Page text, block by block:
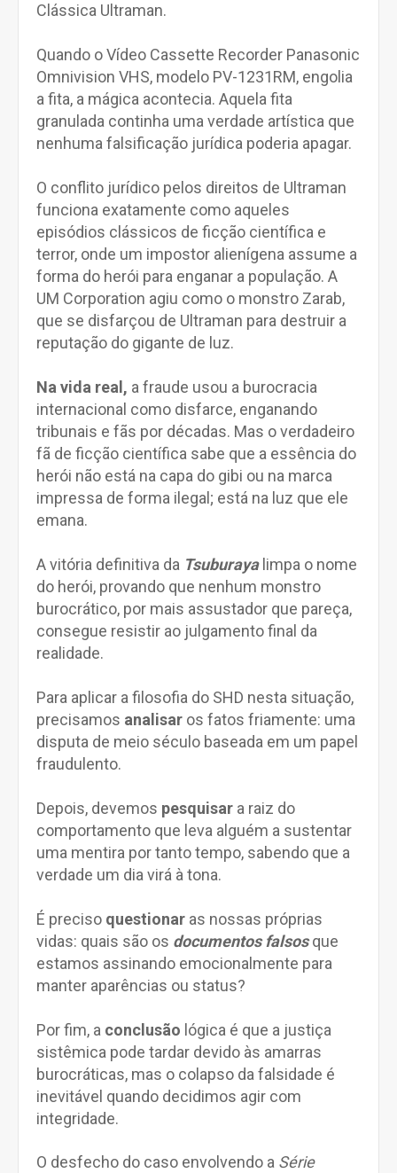
Clássica Ultraman.
Quando o Vídeo Cassette Recorder Panasonic
Omnivision VHS, modelo PV-1231RM, engolia
a fita, a mágica acontecia. Aquela fita
granulada continha uma verdade artística que
nenhuma falsificação jurídica poderia apagar.
O conflito jurídico pelos direitos de Ultraman
funciona exatamente como aqueles
episódios clássicos de ficção científica e
terror, onde um impostor alienígena assume a
forma do herói para enganar a população. A
UM Corporation agiu como o monstro Zarab,
que se disfarçou de Ultraman para destruir a
reputação do gigante de luz.
Na vida real, a fraude usou a burocracia
internacional como disfarce, enganando
tribunais e fãs por décadas. Mas o verdadeiro
fã de ficção científica sabe que a essência do
herói não está na capa do gibi ou na marca
impressa de forma ilegal; está na luz que ele
emana.
A vitória definitiva da Tsuburayalimpa o nome
do herói, provando que nenhum monstro
burocrático, por mais assustador que pareça,
consegue resistir ao julgamento final da
realidade.
Para aplicar a filosofia do SHD nesta situação,
precisamos analisar os fatos friamente: uma
disputa de meio século baseada em um papel
fraudulento.
Depois, devemos pesquisar a raiz do
comportamento que leva alguém a sustentar
uma mentira por tanto tempo, sabendo que a
verdade um dia virá à tona.
É preciso questionar as nossas próprias
vidas: quais são os documentos falsosque
estamos assinando emocionalmente para
manter aparências ou status?
Por fim, a conclusão lógica é que a justiça
sistêmica pode tardar devido às amarras
burocráticas, mas o colapso da falsidade é
inevitável quando decidimos agir com
integridade.
O desfecho do caso envolvendo a Série